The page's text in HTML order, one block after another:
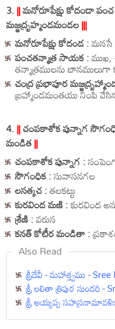
3.||మనోరూపేక్షు కోదండా
మజ్జద్బ్రహ్మండమండల|||
మనోరూపేక్షు కోదండ :మనసే
పంచతన్మాత్ర సాయక :ముఖ,
తన్మాత్రములను బానములుగా
చంద్ర ప్రభాపూర
బ్రహ్మాండమంతయు నింపి
4.||చంపకాశోక పున్నాగ
మండిత||
చంపకాశోక పున్నాగ :
సౌగంధిక :సువాసనగల
లసత్కచ :తలకట్టు
కురవింద మణి :కురవింద
శ్రేణి :వరుస
కనత్ కోటీర మండితా :
Also Read
శ్రీదేవీ - మహాత్త్వము -
శ్రీ లలితా త్రిపుర సుందరి -
శ్రీ అయ్యప్ప